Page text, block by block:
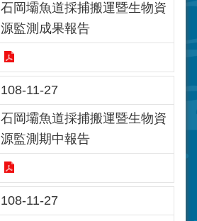
石岡壩魚道採捕搬運暨生物資
源監測成果報告
108-11-27
石岡壩魚道採捕搬運暨生物資
源監測期中報告
108-11-27